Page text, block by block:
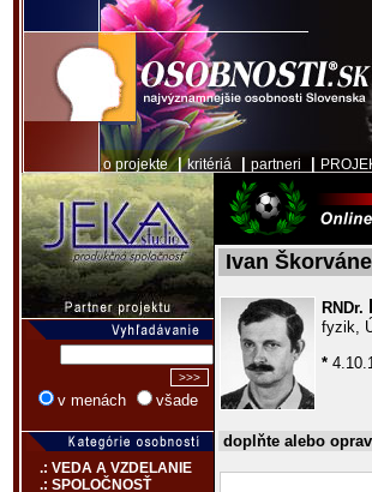
o projekte|kritériá partneri
v menách všade
.: VEDA A VZDELANIE
.: SPOLOČNOSŤ
Ivan
RNDr.
fyzik,
*
doplňte alebo